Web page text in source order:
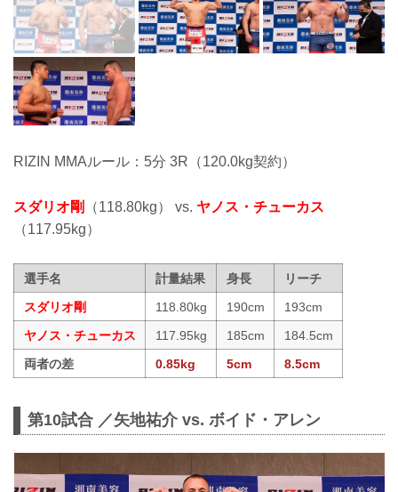
RIZIN MMAルール：5分 3R（120.0kg契約）
スダリオ剛 （118.80kg） vs. ヤノス・チューカス
（117.95kg）
選手名 計量結果 身長
リーチ
スダリオ剛
118.80kg 190cm
193cm
ヤノス・チューカス
117.95kg 185cm
184.5cm
両者の差
0.85kg 5cm 8.5cm
第10試合 ／矢地祐介 vs. ボイド・アレン